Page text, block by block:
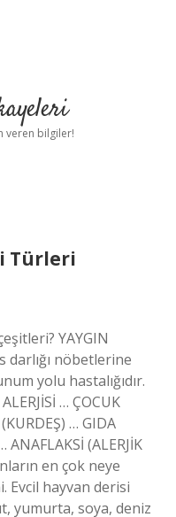
veren bilgiler!
Türleri
YAYGIN
darlığı nöbetlerine
yolu hastalığıdır.
… ÇOCUK
… GIDA
ANAFLAKSİ (ALERJİK
en çok neye
Evcil hayvan derisi
yumurta, soya, deniz